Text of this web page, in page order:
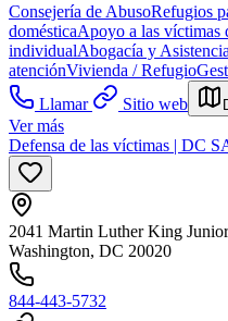
Consejería de AbusoRefugios
domésticaApoyo a las víctimas
individualAbogacía y
atenciónVivienda / Refugio
Llamar
Sitio web
Ver más
Defensa de las víctimas | DC
2041 Martin Luther King
Washington, DC 20020
844-443-5732